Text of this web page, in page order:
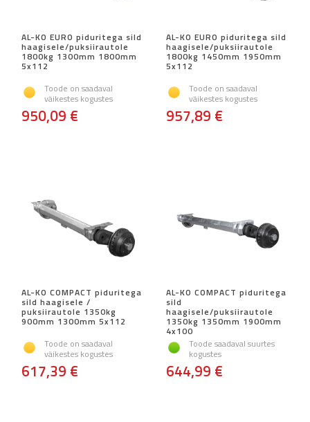
AL-KO EURO piduritega sild
haagisele/puksiirautole
1800kg 1300mm 1800mm
5x112
Toode on saadaval
väikestes kogustes
950,09 €
AL-KO EURO piduritega sild
haagisele/puksiirautole
1800kg 1450mm 1950mm
5x112
Toode on saadaval
väikestes kogustes
957,89 €
AL-KO COMPACT piduritega
sild haagisele /
puksiirautole 1350kg
900mm 1300mm 5x112
Toode on saadaval
väikestes kogustes
617,39 €
AL-KO COMPACT piduritega
sild
haagisele/puksiirautole
1350kg 1350mm 1900mm
4x100
Toode saadaval suurtes
kogustes
644,99 €